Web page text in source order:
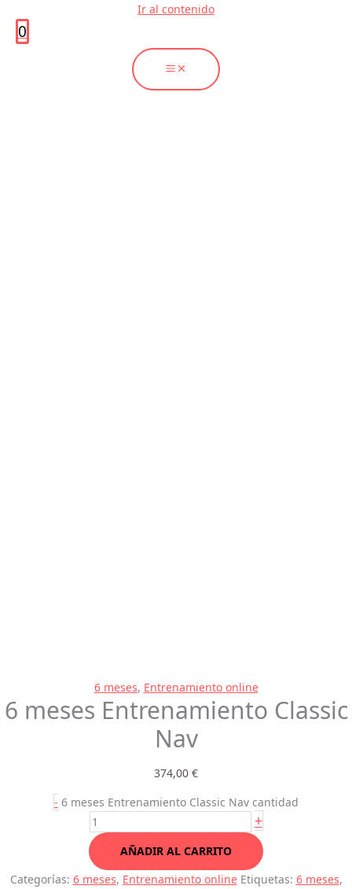
Ir al contenido
0
6 meses, Entrenamiento online
6 meses Entrenamiento Classic
Nav
374,00 €
- 6 meses Entrenamiento Classic Nav cantidad
+
AÑADIR AL CARRITO
Categorías: 6 meses, Entrenamiento online Etiquetas: 6 meses,